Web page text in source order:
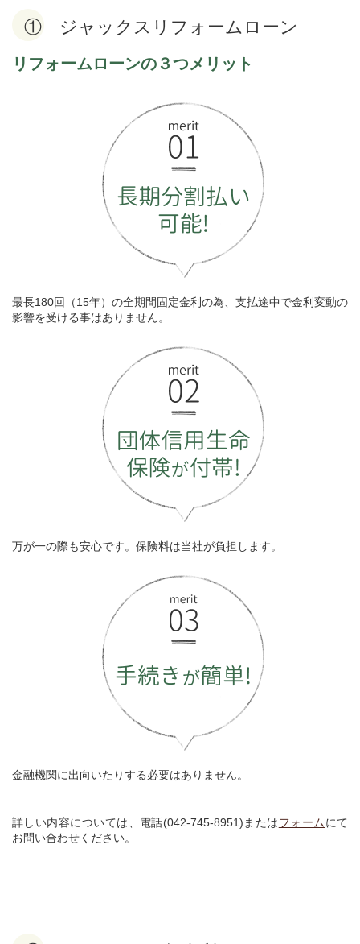
① ジャックスリフォームローン
リフォームローンの３つメリット
最長180回（15年）の全期間固定金利の為、支払途中で金利変動の
影響を受ける事はありません。
万が一の際も安心です。保険料は当社が負担します。
金融機関に出向いたりする必要はありません。
詳しい内容については、電話(042-745-8951)またはフォーム にて
お問い合わせください。